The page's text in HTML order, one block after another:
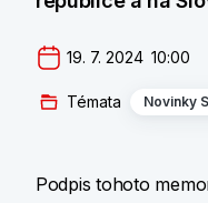
19. 7. 2024  10:00
Témata Novinky
Podpis tohoto